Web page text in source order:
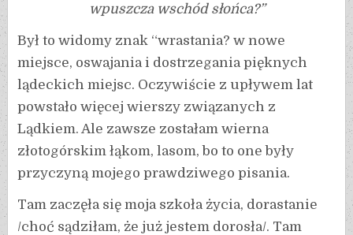
wpuszcza wschód słońca?”
Był to widomy znak “wrastania? w nowe
miejsce, oswajania i dostrzegania pięknych
lądeckich miejsc. Oczywiście z upływem lat
powstało więcej wierszy związanych z
Lądkiem. Ale zawsze zostałam wierna
złotogórskim łąkom, lasom, bo to one były
przyczyną mojego prawdziwego pisania.
Tam zaczęła się moja szkoła życia, dorastanie
/choć sądziłam, że już jestem dorosła/. Tam